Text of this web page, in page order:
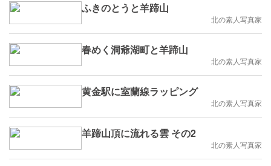
ふきのとうと羊蹄山
北の素人写真家
春めく洞爺湖町と羊蹄山
北の素人写真家
黄金駅に室蘭線ラッピング
北の素人写真家
羊蹄山頂に流れる雲 その2
北の素人写真家